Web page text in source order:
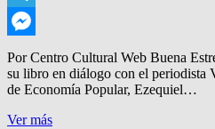
Telegram
Messenger
Por Centro Cultural Web Buena
su libro en diálogo con el periodista
de Economía Popular, Ezequiel…
Ver másPRESENTA